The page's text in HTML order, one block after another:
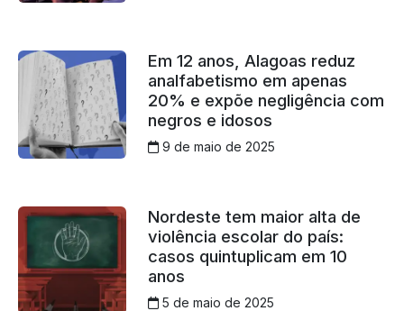
Em 12 anos, Alagoas reduz
analfabetismo em apenas
20% e expõe negligência com
negros e idosos
9 de maio de 2025
Nordeste tem maior alta de
violência escolar do país:
casos quintuplicam em 10
anos
5 de maio de 2025